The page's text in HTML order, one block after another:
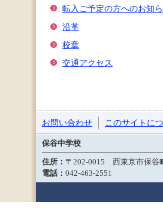
転入ご予定の方へのお知
沿革
校章
交通アクセス
お問い合わせ このサイトに
保谷中学校
住所： 〒202-0015 西東京市保谷
電話： 042-463-2551